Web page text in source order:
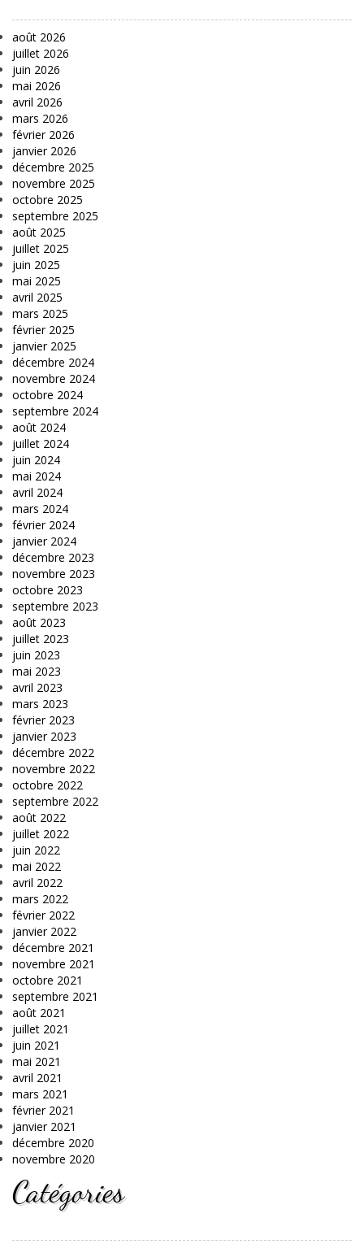
août 2026
juillet 2026
juin 2026
mai 2026
avril 2026
mars 2026
février 2026
janvier 2026
décembre 2025
novembre 2025
octobre 2025
septembre 2025
août 2025
juillet 2025
juin 2025
mai 2025
avril 2025
mars 2025
février 2025
janvier 2025
décembre 2024
novembre 2024
octobre 2024
septembre 2024
août 2024
juillet 2024
juin 2024
mai 2024
avril 2024
mars 2024
février 2024
janvier 2024
décembre 2023
novembre 2023
octobre 2023
septembre 2023
août 2023
juillet 2023
juin 2023
mai 2023
avril 2023
mars 2023
février 2023
janvier 2023
décembre 2022
novembre 2022
octobre 2022
septembre 2022
août 2022
juillet 2022
juin 2022
mai 2022
avril 2022
mars 2022
février 2022
janvier 2022
décembre 2021
novembre 2021
octobre 2021
septembre 2021
août 2021
juillet 2021
juin 2021
mai 2021
avril 2021
mars 2021
février 2021
janvier 2021
décembre 2020
novembre 2020
Catégories